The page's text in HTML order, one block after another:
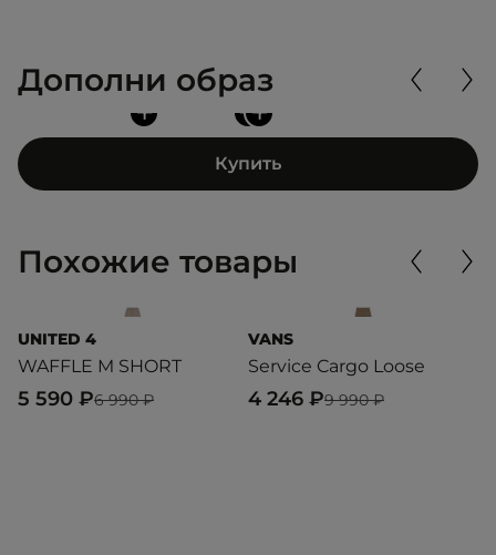
Дополни образ
+
+ +
Купить
Похожие товары
UNITED 4
WAFFLE M SHORT
6 990 ₽
5 590 ₽
VANS
Service Cargo Loose
9 990 ₽
4 246 ₽